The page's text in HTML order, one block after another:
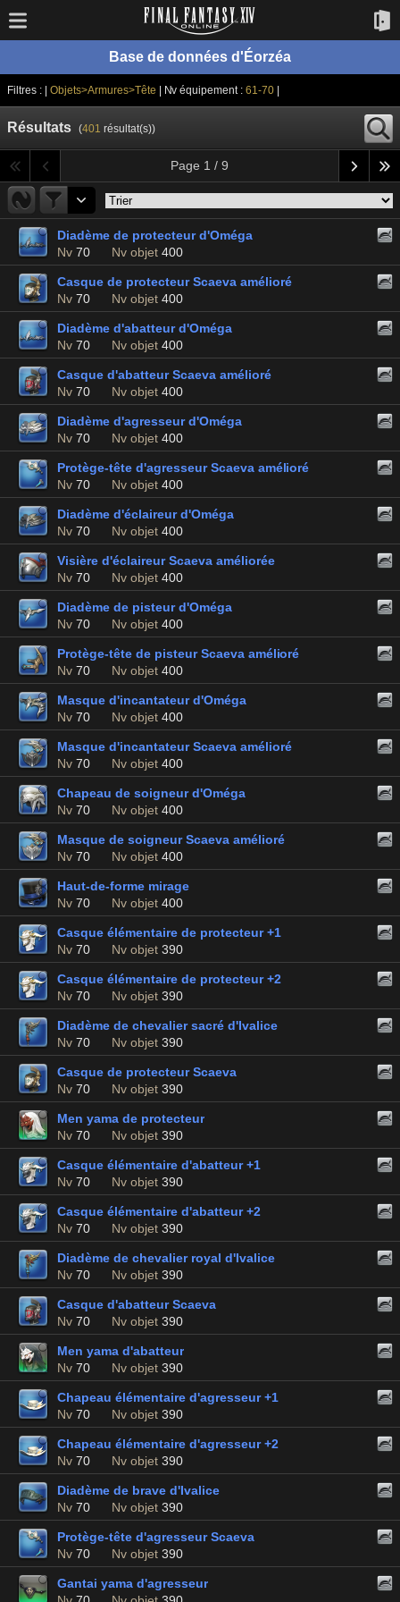
Base de données d'Éorzéa
Filtres : | Objets>Armures>Tête | Nv équipement :61-70
Résultats (401 résultat(s))
Page 1 / 9
Diadème de protecteur d'Oméga
Nv 70 Nv objet 400
Casque de protecteur Scaeva amélioré
Nv 70 Nv objet 400
Diadème d'abatteur d'Oméga
Nv 70 Nv objet 400
Casque d'abatteur Scaeva amélioré
Nv 70 Nv objet 400
Diadème d'agresseur d'Oméga
Nv 70 Nv objet 400
Protège-tête d'agresseur Scaeva amélioré
Nv 70 Nv objet 400
Diadème d'éclaireur d'Oméga
Nv 70 Nv objet 400
Visière d'éclaireur Scaeva améliorée
Nv 70 Nv objet 400
Diadème de pisteur d'Oméga
Nv 70 Nv objet 400
Protège-tête de pisteur Scaeva amélioré
Nv 70 Nv objet 400
Masque d'incantateur d'Oméga
Nv 70 Nv objet 400
Masque d'incantateur Scaeva amélioré
Nv 70 Nv objet 400
Chapeau de soigneur d'Oméga
Nv 70 Nv objet 400
Masque de soigneur Scaeva amélioré
Nv 70 Nv objet 400
Haut-de-forme mirage
Nv 70 Nv objet 400
Casque élémentaire de protecteur +1
Nv 70 Nv objet 390
Casque élémentaire de protecteur +2
Nv 70 Nv objet 390
Diadème de chevalier sacré d'Ivalice
Nv 70 Nv objet 390
Casque de protecteur Scaeva
Nv 70 Nv objet 390
Men yama de protecteur
Nv 70 Nv objet 390
Casque élémentaire d'abatteur +1
Nv 70 Nv objet 390
Casque élémentaire d'abatteur +2
Nv 70 Nv objet 390
Diadème de chevalier royal d'Ivalice
Nv 70 Nv objet 390
Casque d'abatteur Scaeva
Nv 70 Nv objet 390
Men yama d'abatteur
Nv 70 Nv objet 390
Chapeau élémentaire d'agresseur +1
Nv 70 Nv objet 390
Chapeau élémentaire d'agresseur +2
Nv 70 Nv objet 390
Diadème de brave d'Ivalice
Nv 70 Nv objet 390
Protège-tête d'agresseur Scaeva
Nv 70 Nv objet 390
Gantai yama d'agresseur